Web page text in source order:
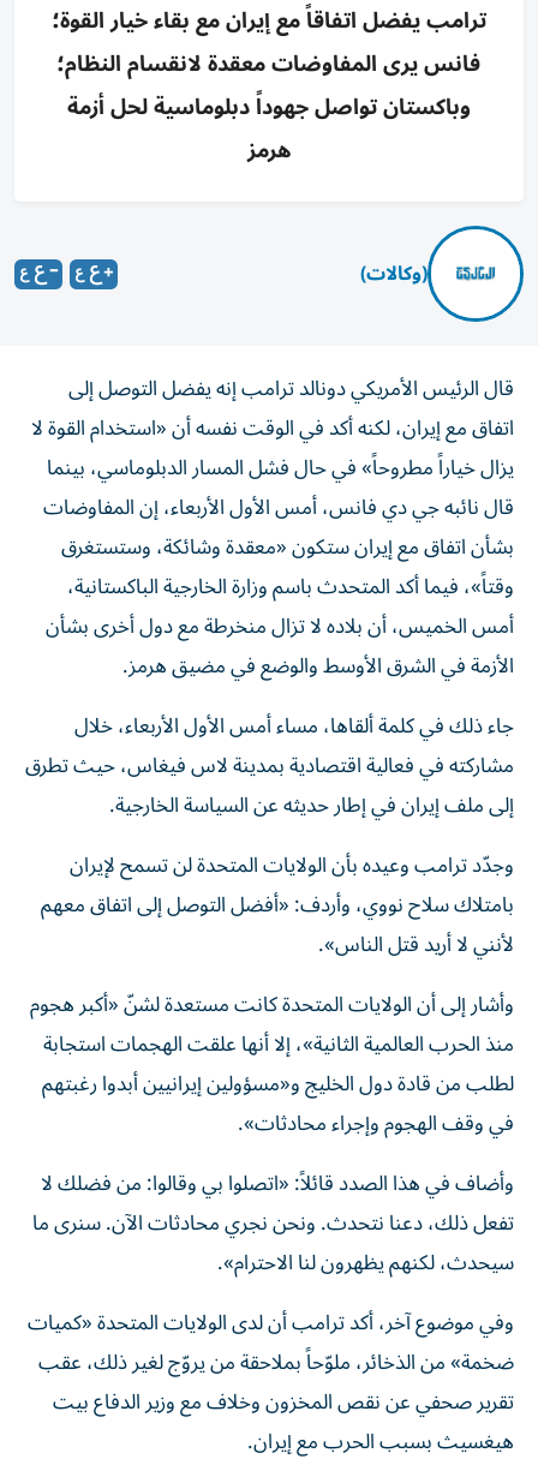
ترامب يفضل اتفاقاً مع إيران مع بقاء خيار القوة؛
فانس يرى المفاوضات معقدة لانقسام النظام؛
وباكستان تواصل جهوداً دبلوماسية لحل أزمة
هرمز
(وكالات)
قال الرئيس الأمريكي دونالد ترامب إنه يفضل التوصل إلى
اتفاق مع إيران، لكنه أكد في الوقت نفسه أن «استخدام القوة لا
يزال خياراً مطروحاً» في حال فشل المسار الدبلوماسي، بينما
قال نائبه جي دي فانس، أمس الأول الأربعاء، إن المفاوضات
بشأن اتفاق مع إيران ستكون «معقدة وشائكة، وستستغرق
وقتاً»، فيما أكد المتحدث باسم وزارة الخارجية الباكستانية،
أمس الخميس، أن بلاده لا تزال منخرطة مع دول أخرى بشأن
الأزمة في الشرق الأوسط والوضع في مضيق هرمز.
جاء ذلك في كلمة ألقاها، مساء أمس الأول الأربعاء، خلال
مشاركته في فعالية اقتصادية بمدينة لاس فيغاس، حيث تطرق
إلى ملف إيران في إطار حديثه عن السياسة الخارجية.
وجدّد ترامب وعيده بأن الولايات المتحدة لن تسمح لإيران
بامتلاك سلاح نووي، وأردف: «أفضل التوصل إلى اتفاق معهم
لأنني لا أريد قتل الناس».
وأشار إلى أن الولايات المتحدة كانت مستعدة لشنّ «أكبر هجوم
منذ الحرب العالمية الثانية»، إلا أنها علقت الهجمات استجابة
لطلب من قادة دول الخليج و«مسؤولين إيرانيين أبدوا رغبتهم
في وقف الهجوم وإجراء محادثات».
وأضاف في هذا الصدد قائلاً: «اتصلوا بي وقالوا: من فضلك لا
تفعل ذلك، دعنا نتحدث. ونحن نجري محادثات الآن. سنرى ما
سيحدث، لكنهم يظهرون لنا الاحترام».
وفي موضوع آخر، أكد ترامب أن لدى الولايات المتحدة «كميات
ضخمة» من الذخائر، ملوّحاً بملاحقة من يروّج لغير ذلك، عقب
تقرير صحفي عن نقص المخزون وخلاف مع وزير الدفاع بيت
هيغسيث بسبب الحرب مع إيران.